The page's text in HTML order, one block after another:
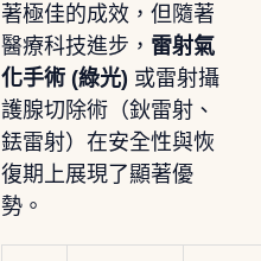
著極佳的成效，但隨著
醫療科技進步， 雷射氣
化手術 (綠光) 或雷射攝
護腺切除術（鈥雷射、
銩雷射）在安全性與恢
復期上展現了顯著優
勢。